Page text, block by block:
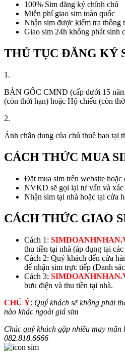
100% Sim đăng ký chính chủ
Miễn phí giao sim toàn quốc
Nhận sim được kiểm tra thông
Giao sim 24h không phát
THỦ TỤC ĐĂNG KÝ
1.
BẢN GỐC CMND (cấp dưới 15
(còn thời hạn) hoặc Hộ chiếu (còn
2.
Ảnh chân dung của chủ thuê bao tại
CÁCH THỨC MUA
Đặt mua sim trên website
NVKD sẽ gọi lại tư vấn và xác
Nhận sim tại nhà hoặc tại cửa
CÁCH THỨC GIAO
Cách 1:
thu tiền tại nhà (áp dụng tại
Cách 2: Quý khách đến cửa
để nhận sim trực tiếp (Danh
Cách 3:
bưu điện và thu tiền tại nhà.
CHÚ Ý: Quý khách sẽ không phải
nào khác ngoài giá sim
Chúc quý khách gặp nhiều may mắn
082.818.6666